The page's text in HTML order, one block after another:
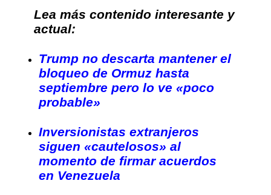
Lea más contenido interesante y
actual:
Trump no descarta mantener el
bloqueo de Ormuz hasta
septiembre pero lo ve «poco
probable»
Inversionistas extranjeros
siguen «cautelosos» al
momento de firmar acuerdos
en Venezuela